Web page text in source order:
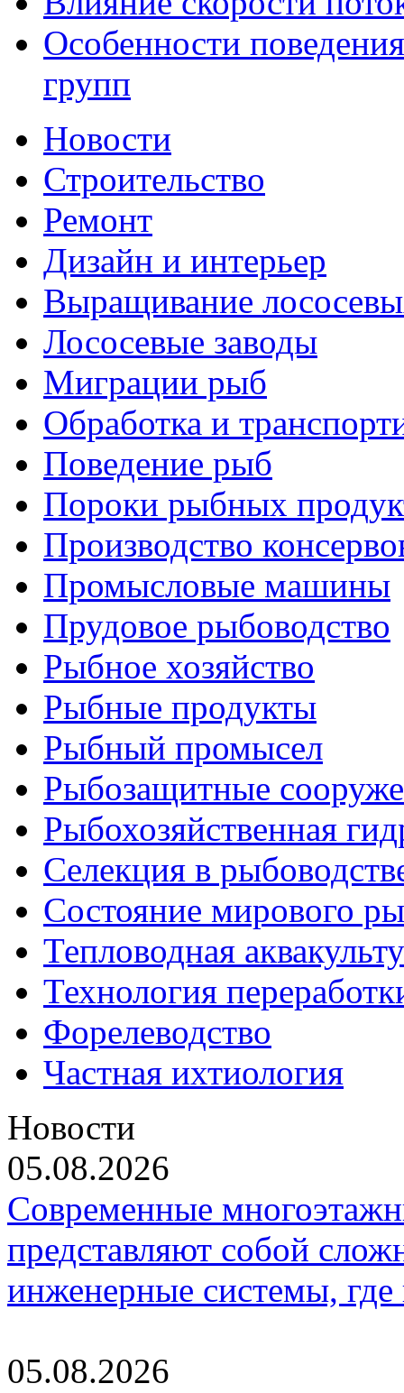
Особенности
групп
Новости
Строительство
Ремонт
Дизайн и интерьер
Выращивание
Лососевые заводы
Миграции рыб
Обработка и
Поведение рыб
Пороки рыбных
Производство
Промысловые машины
Прудовое рыбоводство
Рыбное хозяйство
Рыбные продукты
Рыбный промысел
Рыбозащитные
Рыбохозяйственная
Селекция в
Состояние мирового
Тепловодная
Технология
Форелеводство
Частная ихтиология
Новости
05.08.2026
Современные
представляют собой
инженерные системы,
05.08.2026